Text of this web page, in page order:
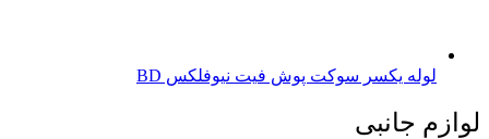
لوله یکسر سوکت پوش فیت نیوفلکس BD
لوازم جانبی